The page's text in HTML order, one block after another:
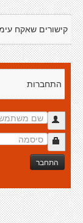
קישורים שאקח
התחברות
התחבר